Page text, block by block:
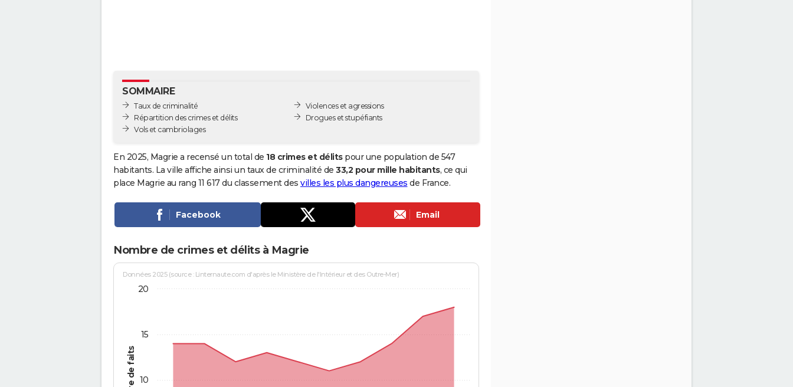
SOMMAIRE
Taux de criminalité
Répartition des crimes et délits
Vols et cambriolages
Violences et agressions
Drogues et stupéfiants
En 2025, Magrie a recensé un total de 18 crimes et délitspour une population de 547
habitants. La ville affiche ainsi un taux de criminalité de 33,2 pour mille habitants, ce qui
place Magrie au rang 11 617 du classement des villes les plus dangereuses de France.
Facebook Email
Nombre de crimes et délits à Magrie
Données 2025 (source : Linternaute.com d'après le Ministère de l'Intérieur et des Outre-Mer)
10
15
20